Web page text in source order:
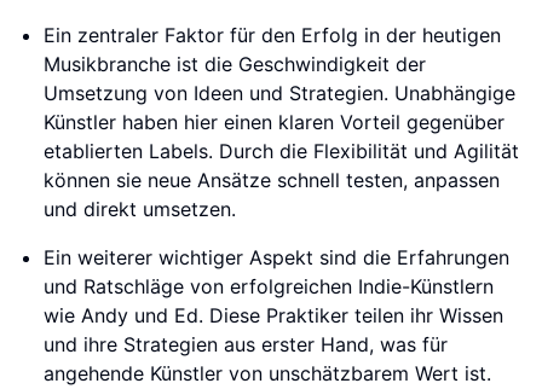
Ein zentraler Faktor für den Erfolg in der heutigen
Musikbranche ist die Geschwindigkeit der
Umsetzung von Ideen und Strategien. Unabhängige
Künstler haben hier einen klaren Vorteil gegenüber
etablierten Labels. Durch die Flexibilität und Agilität
können sie neue Ansätze schnell testen, anpassen
und direkt umsetzen.
Ein weiterer wichtiger Aspekt sind die Erfahrungen
und Ratschläge von erfolgreichen Indie-Künstlern
wie Andy und Ed. Diese Praktiker teilen ihr Wissen
und ihre Strategien aus erster Hand, was für
angehende Künstler von unschätzbarem Wert ist.